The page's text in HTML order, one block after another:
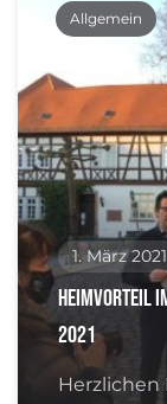
Allgemein
1. März 2021
Heimvorteil
2021
Herzlichen